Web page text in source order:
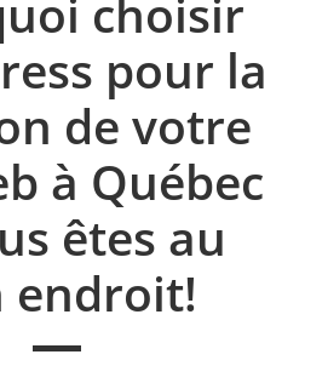
choisir
pour la
de votre
à Québec
êtes au
endroit!